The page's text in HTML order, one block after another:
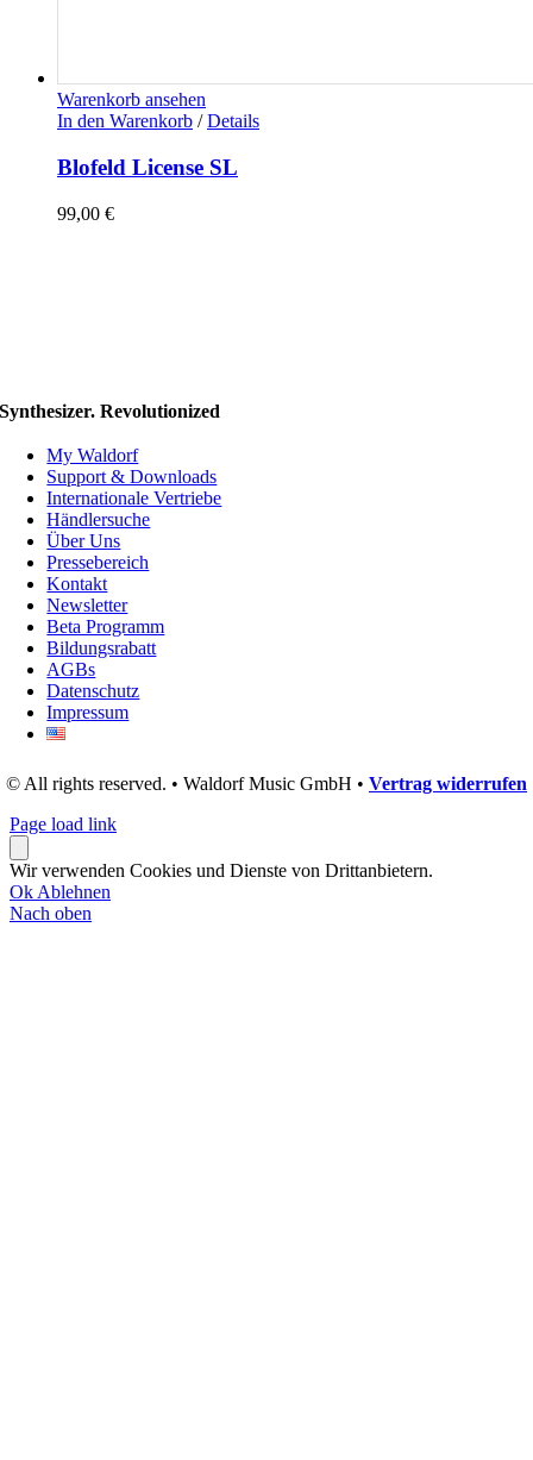
Warenkorb ansehen
In den Warenkorb / Details
Blofeld License SL
99,00 €
Synthesizer. Revolutionized
My Waldorf
Support & Downloads
Internationale Vertriebe
Händlersuche
Über Uns
Pressebereich
Kontakt
Newsletter
Beta Programm
Bildungsrabatt
AGBs
Datenschutz
Impressum
© All rights reserved. • Waldorf Music GmbH • Vertrag widerrufen
Page load link
Wir verwenden Cookies und Dienste von Drittanbietern.
Ok Ablehnen
Nach oben